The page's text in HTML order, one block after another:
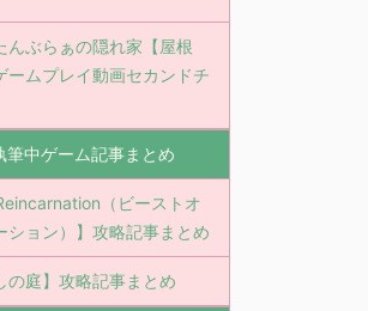
ぶらぁの隠れ家【屋根
ムプレイ動画セカンドチ
筆中ゲーム記事まとめ
（ビーストオ
ション）】攻略記事まとめ
の庭】攻略記事まとめ